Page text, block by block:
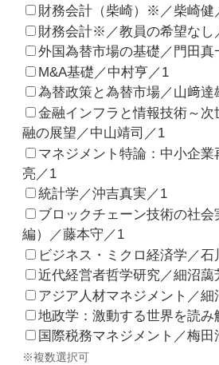
財務会計（柴崎）※／柴崎健
財務会計※／教員の希望なし
外国為替市場の基礎／門田真
M&A基礎／中村亨／1
為替政策と為替市場／山﨑達
金融インフラと情報技術～次
融の展望／中山靖司／1
マネジメント特論：中小企業
亮／1
統計学／沖吉真実／1
ブロックチェーン技術の社
編）／藤本守／1
ビジネス・ミクロ経済学／石
近代経営者哲学研究／細沼藹
アジア人材マネジメント／細
地政学：激動する世界を読
国際税務マネジメント／梅田
※複数選択可